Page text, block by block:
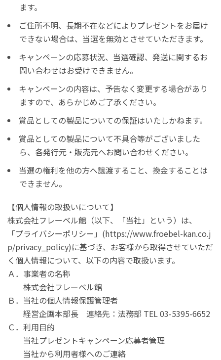
ます。
ご住所不明、長期不在などによりプレゼントをお届け
できない場合は、当選を無効とさせていただきます。
キャンペーンの応募状況、当選確認、発送に関するお
問い合わせはお受けできません。
キャンペーンの内容は、予告なく変更する場合があり
ますので、あらかじめご了承ください。
賞品としての製品についての保証はいたしかねます。
賞品としての製品について不具合等がございました
ら、各発行元・販売元へお問い合わせください。
当選の権利を他の方へ譲渡すること、換金することは
できません。
【個人情報の取扱いについて】
株式会社フレーベル館（以下、「当社」という）は、
「プライバシーポリシー」(https://www.froebel-kan.co.j
p/privacy_policy)に基づき、お客様から取得させていただ
く個人情報について、以下の内容で取扱います。
Ａ．事業者の名称
株式会社フレーベル館
Ｂ．当社の個人情報保護管理者
経営企画本部長 連絡先：法務部 TEL 03-5395-6652
Ｃ．利用目的
当社プレゼントキャンペーン応募者管理
当社から利用者様へのご連絡